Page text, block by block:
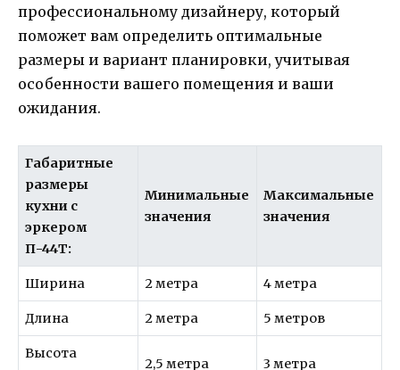
профессиональному дизайнеру, который
поможет вам определить оптимальные
размеры и вариант планировки, учитывая
особенности вашего помещения и ваши
ожидания.
Габаритные
размеры
кухни с
эркером
П-44Т:
Минимальные
значения
Максимальные
значения
Ширина 2 метра 4 метра
Длина 2 метра 5 метров
Высота
2,5 метра 3 метра